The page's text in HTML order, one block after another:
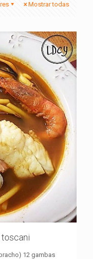
Mostrar todas
12 gambas